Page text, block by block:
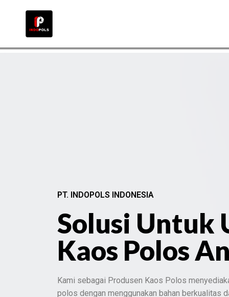
PT. INDOPOLS INDONESIA
Solusi Untuk
Kaos Polos
Kami sebagai Produsen Kaos Polos
polos dengan menggunakan bahan berkualitas